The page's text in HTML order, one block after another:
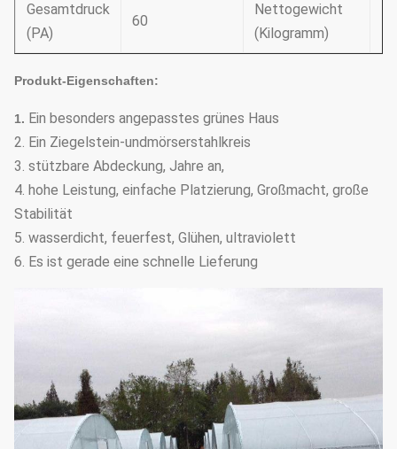
Gesamtdruck
(PA)
60
Nettogewicht
(Kilogramm)
Produkt-Eigenschaften:
1. Ein besonders angepasstes grünes Haus
2. Ein Ziegelstein-undmörserstahlkreis
3. stützbare Abdeckung, Jahre an,
4. hohe Leistung, einfache Platzierung, Großmacht, große
Stabilität
5. wasserdicht, feuerfest, Glühen, ultraviolett
6. Es ist gerade eine schnelle Lieferung